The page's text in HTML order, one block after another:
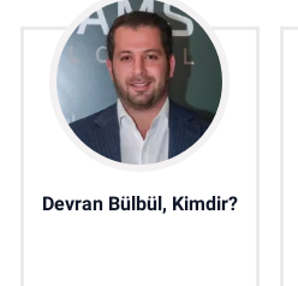
Devran Bülbül, Kimdir?